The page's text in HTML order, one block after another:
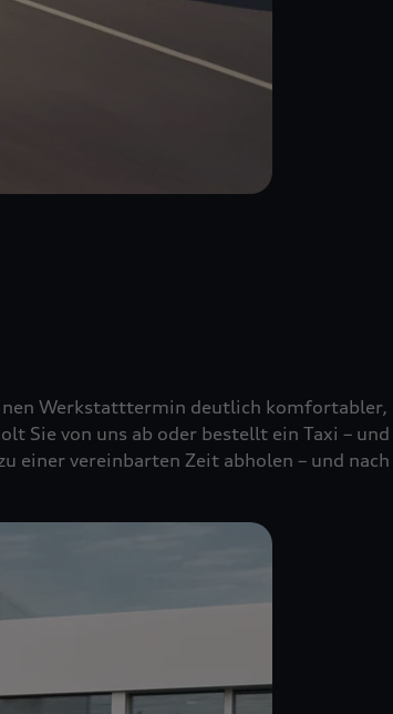
Werkstatttermin deutlich
Sie von uns ab oder bestellt ein Taxi –
einer vereinbarten Zeit abholen – und